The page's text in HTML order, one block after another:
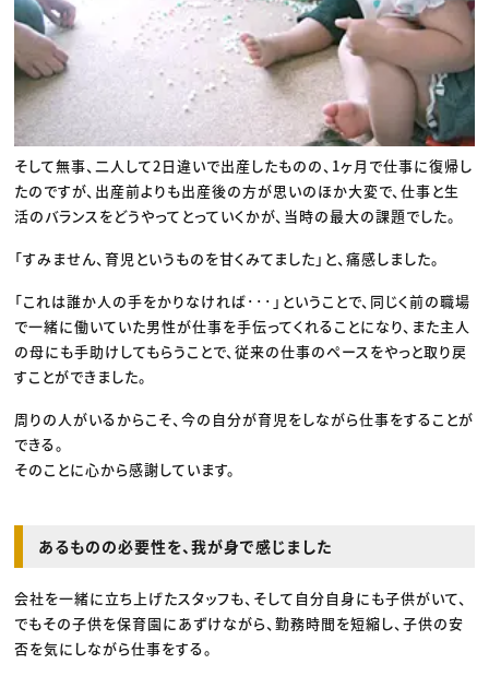
そして無事、二人して2日違いで出産したものの、1ヶ月で仕事に復帰し
たのですが、出産前よりも出産後の方が思いのほか大変で、仕事と生
活のバランスをどうやってとっていくかが、当時の最大の課題でした。
「すみません、育児というものを甘くみてました」と、痛感しました。
「これは誰か人の手をかりなければ･･･」ということで、同じく前の職場
で一緒に働いていた男性が仕事を手伝ってくれることになり、また主人
の母にも手助けしてもらうことで、従来の仕事のペースをやっと取り戻
すことができました。
周りの人がいるからこそ、今の自分が育児をしながら仕事をすることが
できる。
そのことに心から感謝しています。
あるものの必要性を、我が身で感じました
会社を一緒に立ち上げたスタッフも、そして自分自身にも子供がいて、
でもその子供を保育園にあずけながら、勤務時間を短縮し、子供の安
否を気にしながら仕事をする。